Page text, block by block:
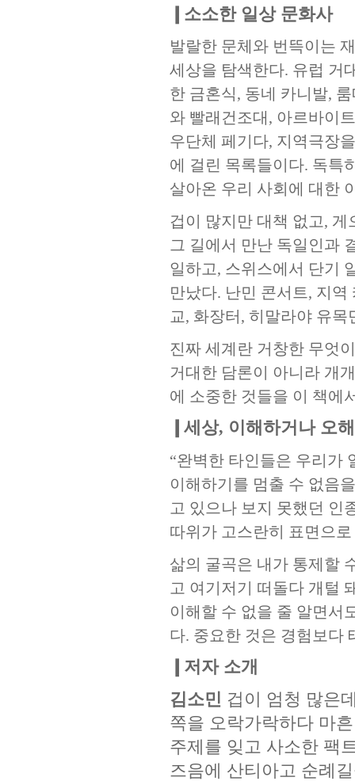
❙소소한 일상 문화사
발랄한 문체와 번뜩이는
세상을 탐색한다. 유럽 거
한 금혼식, 동네 카니발,
와 빨래건조대, 아르바이
우단체 페기다, 지역극장
에 걸린 목록들이다. 독특
살아온 우리 사회에 대한
겁이 많지만 대책 없고,
그 길에서 만난 독일인과
일하고, 스위스에서 단기
만났다. 난민 콘서트, 지
교, 화장터, 히말라야 유
진짜 세계란 거창한 무엇
거대한 담론이 아니라 개
에 소중한 것들을 이 책에
❙세상, 이해하거나 오
“완벽한 타인들은 우리가
이해하기를 멈출 수 없음
고 있으나 보지 못했던 인
따위가 고스란히 표면으
삶의 굴곡은 내가 통제할
고 여기저기 떠돌다 개털
이해할 수 없을 줄 알면서
다. 중요한 것은 경험보다
❙저자 소개
김소민 겁이 엄청 많은
쪽을 오락가락하다 마
주제를 잊고 사소한 팩
즈음에 산티아고 순례